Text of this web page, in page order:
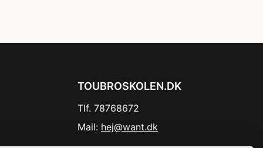
TOUBROSKOLEN.DK
Tlf. 78768672
Mail: hej@want.dk